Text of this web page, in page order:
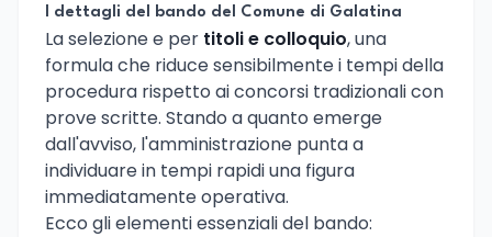
I dettagli del bando del Comune di Galatina
La selezione e per titoli e colloquio, una
formula che riduce sensibilmente i tempi della
procedura rispetto ai concorsi tradizionali con
prove scritte. Stando a quanto emerge
dall'avviso, l'amministrazione punta a
individuare in tempi rapidi una figura
immediatamente operativa.
Ecco gli elementi essenziali del bando: